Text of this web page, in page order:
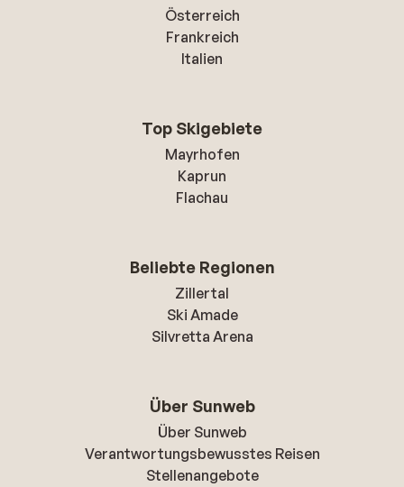
Österreich
Frankreich
Italien
Top Skigebiete
Mayrhofen
Kaprun
Flachau
Beliebte Regionen
Zillertal
Ski Amade
Silvretta Arena
Über Sunweb
Über Sunweb
Verantwortungsbewusstes Reisen
Stellenangebote